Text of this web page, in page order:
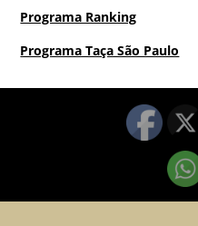
Programa Ranking
Programa Taça São Paulo